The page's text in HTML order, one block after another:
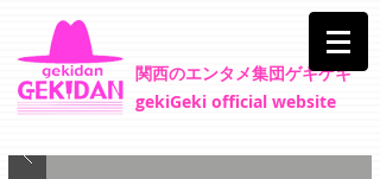
​関西のエンタメ集団ゲキゲキ
gekiGeki official website